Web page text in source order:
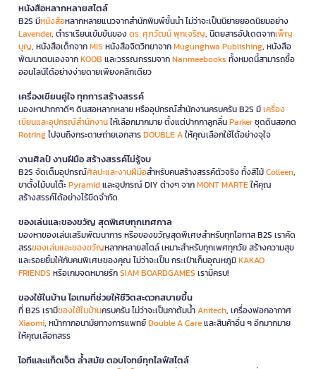
หนังสือหลากหลายสไตล์
B2S มีหนังสือหลากหลายแนวจากสำนักพิมพ์ชั้นนำ ไม่ว่าจะเป็นนิยายยอดนิยมอย่าง
Lavender, ตำราเรียนเข้มข้นของดร. ศุภวัฒน์ พุกเจริญ, นิตยสารอัปเดตจากเพ็ญ
บุญ, หนังสือเด็กจากMIS หนังสือจิตวิทยาจากMugunghwa Publishing, หนังสือ
พัฒนาตนเองจากKOOB และวรรณกรรมจากNanmeebooks ทั้งหมดนี้สามารถซื้อ
ออนไลน์ได้อย่างง่ายดายเพียงคลิกเดียว
เครื่องเขียนคู่ใจ ทุกการสร้างสรรค์
มองหาปากกาดีๆ ดินสอหลากหลาย หรืออุปกรณ์สำนักงานครบครัน B2S มีเครื่อง
เขียนและอุปกรณ์สำนักงานให้เลือกมากมาย ตั้งแต่ปากกาลูกลื่นParkerชุดดินสอกด
Rotringไปจนถึงกระดาษถ่ายเอกสารDOUBLE Aให้คุณเลือกใช้ได้อย่างจุใจ
งานศิลป์ งานฝีมือ สร้างสรรค์ไม่รู้จบ
B2S จัดเต็มอุปกรณ์ศิลปะและงานฝีมือสำหรับคนสร้างสรรค์ตัวจริง ทั้งสีไม้Colleen,
ขาตั้งไม้บนโต๊ะPyramidและอุปกรณ์ DIY ต่างๆ จากMONT MARTEให้คุณ
สร้างสรรค์ได้อย่างไร้ขีดจำกัด
ของเล่นและของขวัญ สุดพิเศษทุกเทศกาล
มองหาของเล่นเสริมพัฒนาการ หรือของขวัญสุดพิเศษสำหรับทุกโอกาส B2S เราคัด
สรรของเล่นและของขวัญหลากหลายสไตล์ เหมาะสำหรับทุกเพศทุกวัย สร้างความสุข
และรอยยิ้มให้กับคนพิเศษของคุณ ไม่ว่าจะเป็น กระเป๋าเก็บอุณหภูมิKAKAO
FRIENDS หรือเกมจดหมายรักSIAM BOARDGAMES เรามีครบ!
ของใช้ในบ้าน ไอเทมที่ช่วยให้ชีวิตสะดวกสบายขึ้น
ที่ B2S เรามีของใช้ในบ้านครบครัน ไม่ว่าจะเป็นกาต้มน้ำAnitech, เครื่องฟอกอากาศ
Xiaomi, หน้ากากอนามัยทางการแพทย์Double A Careและสินค้าอื่น ๆ อีกมากมาย
ให้คุณเลือกสรร
ไอทีและแก็ดเจ็ต ล้ำสมัย ตอบโจทย์ทุกไลฟ์สไตล์